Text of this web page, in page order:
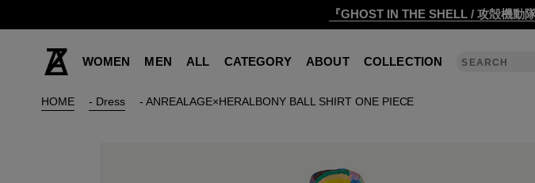
『GHOST IN THE SHELL / 攻殻機
WOMEN MEN ALL CATEGORY ABOUT COLLECTION
2020 S/S
HOME - Dress - ANREALAGE×HERALBONY BALL SHIRT ONE PIECE